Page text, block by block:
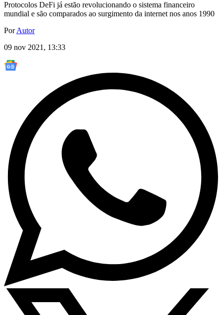
Protocolos DeFi já estão revolucionando o sistema financeiro
mundial e são comparados ao surgimento da internet nos anos 1990
PorAutor
09 nov 2021, 13:33